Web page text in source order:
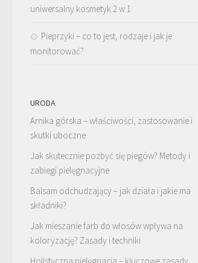
uniwersalny kosmetyk 2 w 1
Pieprzyki – co to jest, rodzaje i jak je
monitorować?
URODA
Arnika górska – właściwości, zastosowanie i
skutki uboczne
Jak skutecznie pozbyć się piegów? Metody i
zabiegi pielęgnacyjne
Balsam odchudzający – jak działa i jakie ma
składniki?
Jak mieszanie farb do włosów wpływa na
koloryzację? Zasady i techniki